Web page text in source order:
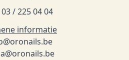
03 / 225 04 04
informatie